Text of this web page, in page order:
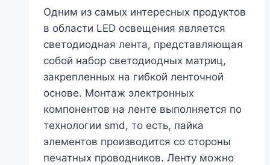
Одним из самых интересных продуктов
в области LED освещения является
светодиодная лента, представляющая
собой набор светодиодных матриц,
закрепленных на гибкой ленточной
основе. Монтаж электронных
компонентов на ленте выполняется по
технологии smd, то есть, пайка
элементов производится со стороны
печатных проводников. Ленту можно